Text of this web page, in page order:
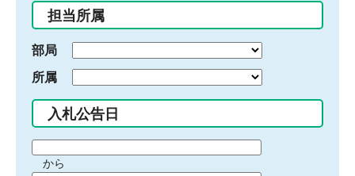
入
力
担当所属
部局
所属
入札公告日
間から